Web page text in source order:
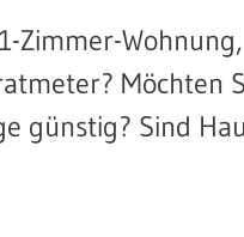
Zimmer-
Möchten
günstig? Sind